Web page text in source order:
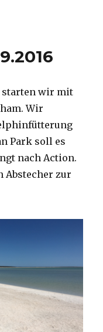
starten wir mit
Wir
Park soll es
nach Action.
Abstecher zur